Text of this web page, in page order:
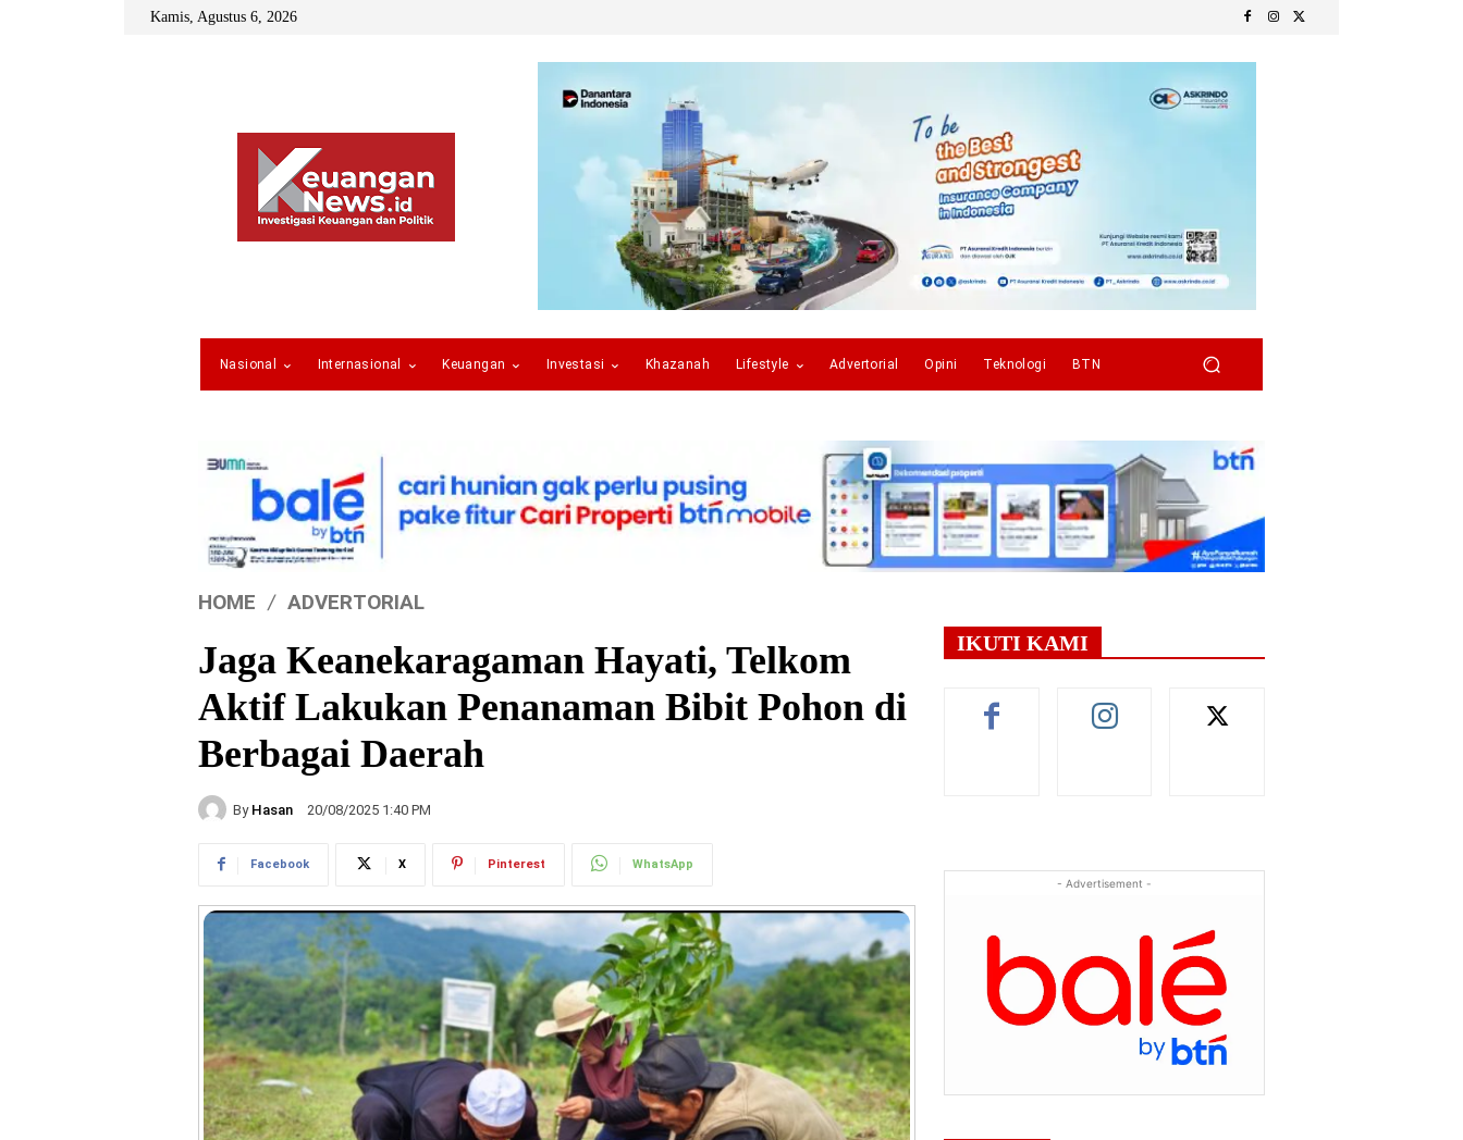
Kamis, Agustus 6, 2026
Nasional Internasional Keuangan Investasi Khazanah Lifestyle Advertorial Opini Teknologi BTN
HOME ADVERTORIAL
Jaga Keanekaragaman Hayati, Telkom
Aktif Lakukan Penanaman Bibit Pohon di
Berbagai Daerah
By Hasan 20/08/2025 1:40 PM
Facebook X Pinterest WhatsApp
IKUTI KAMI
- Advertisement -